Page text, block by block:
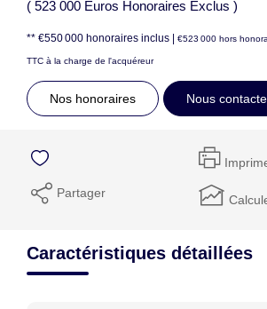
( 523 000 Euros Honoraires Exclus )
** €550 000 honoraires inclus | €523 000 hors
TTC à la charge de l'acquéreur
Nos honoraires Nous
Partager
Caractéristiques détaillées